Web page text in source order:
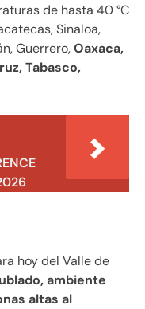
de hasta 40 °C
Sinaloa,
Guerrero,Oaxaca,
Tabasco,
hoy del Valle de
ambiente
altas al